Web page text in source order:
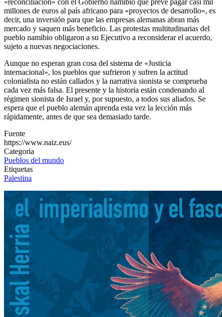
millones de euros al país africano para «proyectos de desarrollo», es
decir, una inversión para que las empresas alemanas abran más
mercado y saquen más beneficio. Las protestas multitudinarias del
pueblo namibio obligaron a su Ejecutivo a reconsiderar el acuerdo,
sujeto a nuevas negociaciones.
Aunque no esperan gran cosa del sistema de «Justicia
internacional», los pueblos que sufrieron y sufren la actitud
colonialista no están callados y la narrativa sionista se comprueba
cada vez más falsa. El presente y la historia están condenando al
régimen sionista de Israel y, por supuesto, a todos sus aliados. Se
espera que el pueblo alemán aprenda esta vez la lección más
rápidamente, antes de que sea demasiado tarde.
Fuente
https://www.naiz.eus/
Categoria
Pueblos del mundo
Etiquetas
Palestina